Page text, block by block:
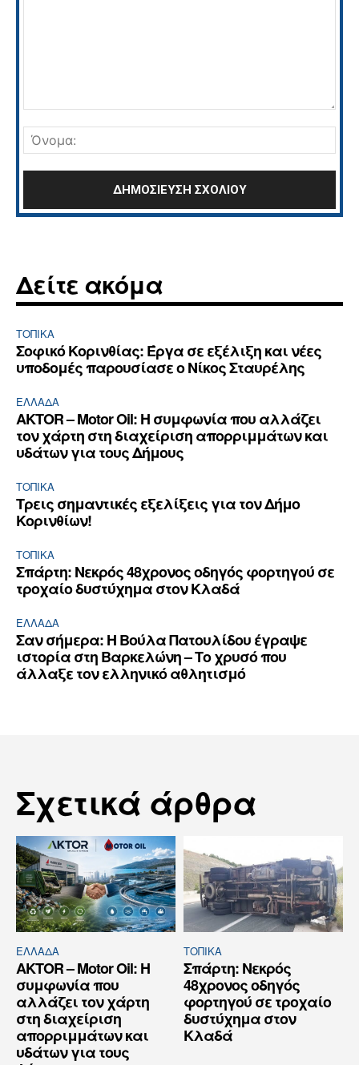
Δείτε ακόμα
ΤΟΠΙΚΑ
Σοφικό Κορινθίας: Έργα σε εξέλιξη και νέες
υποδομές παρουσίασε ο Νίκος Σταυρέλης
ΕΛΛΆΔΑ
AKTOR – Motor Oil: Η συμφωνία που αλλάζει
τον χάρτη στη διαχείριση απορριμμάτων και
υδάτων για τους Δήμους
ΤΟΠΙΚΑ
Τρεις σημαντικές εξελίξεις για τον Δήμο
Κορινθίων!
ΤΟΠΙΚΑ
Σπάρτη: Νεκρός 48χρονος οδηγός φορτηγού σε
τροχαίο δυστύχημα στον Κλαδά
ΕΛΛΆΔΑ
Σαν σήμερα: Η Βούλα Πατουλίδου έγραψε
ιστορία στη Βαρκελώνη – Το χρυσό που
άλλαξε τον ελληνικό αθλητισμό
Σχετικά άρθρα
ΕΛΛΆΔΑ
AKTOR – Motor Oil: Η
συμφωνία που
αλλάζει τον χάρτη
στη διαχείριση
απορριμμάτων και
υδάτων για τους
ΤΟΠΙΚΑ
Σπάρτη: Νεκρός
48χρονος οδηγός
φορτηγού σε τροχαίο
δυστύχημα στον
Κλαδά